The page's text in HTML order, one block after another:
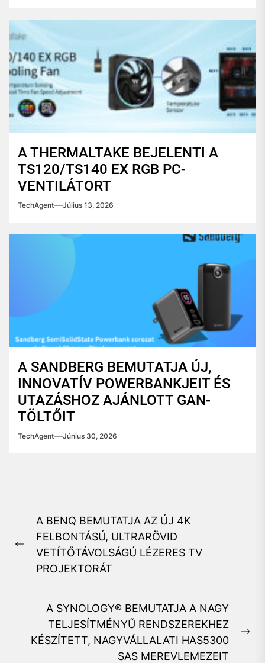
A THERMALTAKE BEJELENTI A
TS120/TS140 EX RGB PC-
VENTILÁTORT
TechAgent Július 13, 2026
A SANDBERG BEMUTATJA ÚJ,
INNOVATÍV POWERBANKJEIT ÉS
UTAZÁSHOZ AJÁNLOTT GAN-
TÖLTŐIT
TechAgent Június 30, 2026
navigáció
Previous
post:
A BENQ BEMUTATJA AZ ÚJ 4K
FELBONTÁSÚ, ULTRARÖVID
VETÍTŐTÁVOLSÁGÚ LÉZERES TV
PROJEKTORÁT
A SYNOLOGY® BEMUTATJA A NAGY
TELJESÍTMÉNYŰ RENDSZEREKHEZ
KÉSZÍTETT, NAGYVÁLLALATI HAS5300
SAS MEREVLEMEZEIT